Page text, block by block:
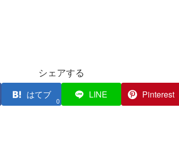
シェアする
はてブ
0
LINE Pinterest